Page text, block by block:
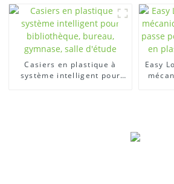
Casiers en plastique à
système intelligent pour
Easy